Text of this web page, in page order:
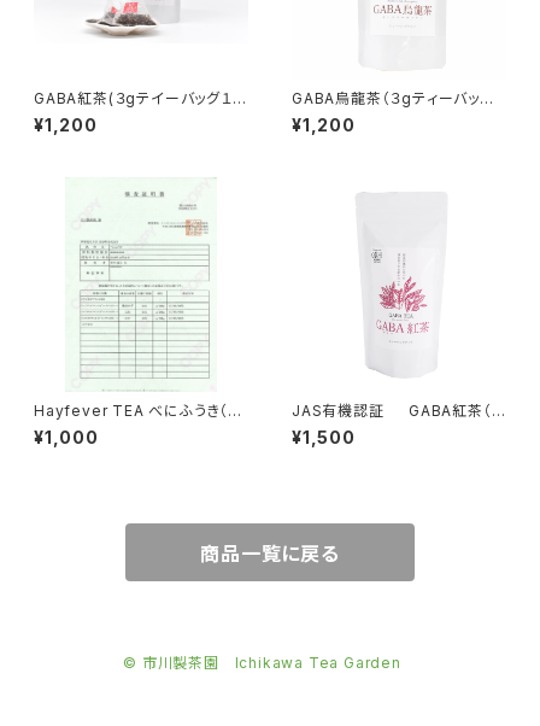
GABA紅茶(３gテイーバッグ１５
袋）
¥1,200
GABA烏龍茶（３gティーバッグ1
5袋）
¥1,200
Hayfever TEA べにふうき（テ
ィーバッグ 20袋）
¥1,000
JAS有機認証 GABA紅茶（３
gティーバッグ 15袋）
¥1,500
商品一覧に戻る
© 市川製茶園 Ichikawa Tea Garden